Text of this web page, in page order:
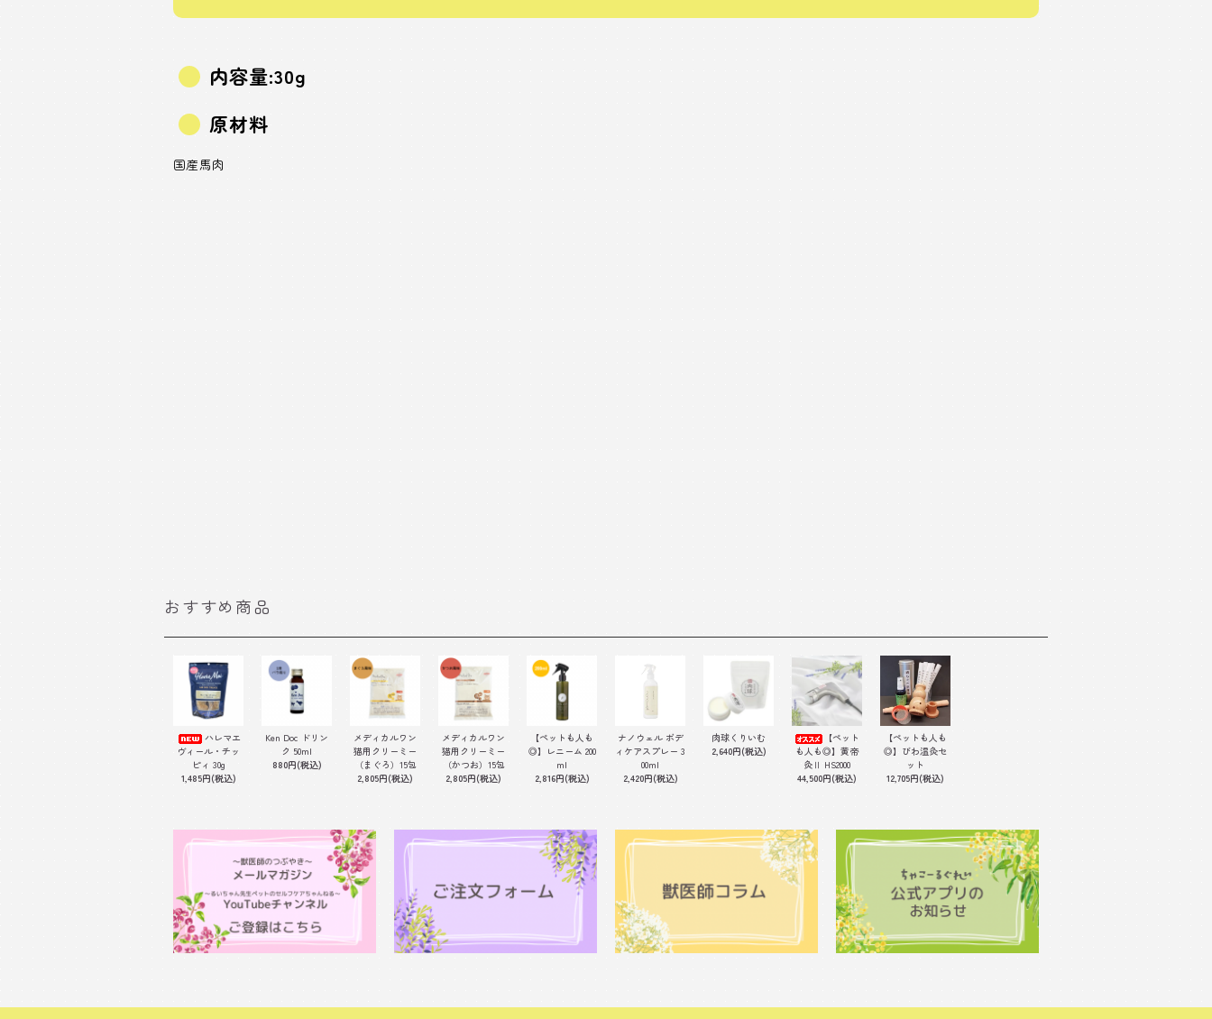
内容量:30g
原材料
国産馬肉
おすすめ商品
ハレマエ
ヴィール・チッ
ピィ 30g
1,485円(税込)
Ken Doc ドリン
ク 50ml
880円(税込)
メディカルワン
猫用クリーミー
（まぐろ）15包
2,805円(税込)
メディカルワン
猫用クリーミー
（かつお）15包
2,805円(税込)
【ペットも人も
◎】レニーム 200
ml
2,816円(税込)
ナノウェル ボデ
ィケアスプレー 3
00ml
2,420円(税込)
肉球くりいむ
2,640円(税込)
【ペット
も人も◎】黄帝
灸Ⅱ HS2000
44,500円(税込)
【ペットも人も
◎】びわ温灸セ
ット
12,705円(税込)